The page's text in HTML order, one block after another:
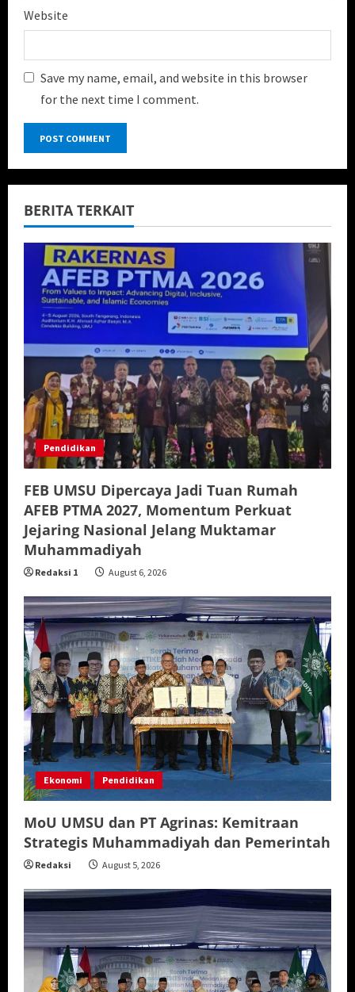
Website
Save my name, email, and website in this browser
for the next time I comment.
BERITA TERKAIT
Pendidikan
FEB UMSU Dipercaya Jadi Tuan Rumah
AFEB PTMA 2027, Momentum Perkuat
Jejaring Nasional Jelang Muktamar
Muhammadiyah
Redaksi 1 August 6, 2026
Ekonomi Pendidikan
MoU UMSU dan PT Agrinas: Kemitraan
Strategis Muhammadiyah dan Pemerintah
Redaksi August 5, 2026